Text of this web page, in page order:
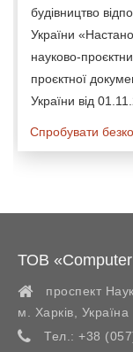
будівництво
України
науково-
проєктної
України від
Спробувати
ТОВ
проспект
м. Харків
Україна
Тел.: +38